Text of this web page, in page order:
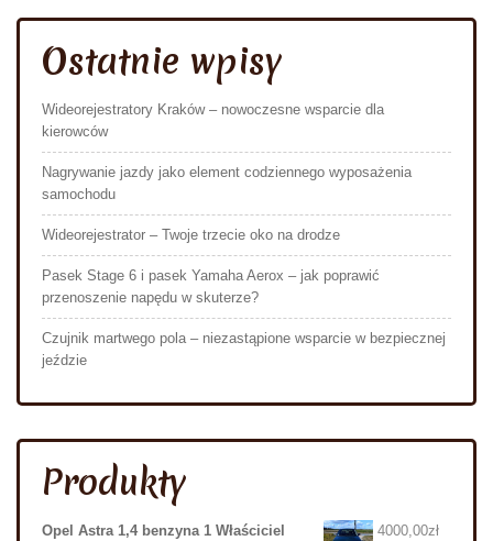
Ostatnie wpisy
Wideorejestratory Kraków – nowoczesne wsparcie dla
kierowców
Nagrywanie jazdy jako element codziennego wyposażenia
samochodu
Wideorejestrator – Twoje trzecie oko na drodze
Pasek Stage 6 i pasek Yamaha Aerox – jak poprawić
przenoszenie napędu w skuterze?
Czujnik martwego pola – niezastąpione wsparcie w bezpiecznej
jeździe
Produkty
Opel Astra 1,4 benzyna 1 Właściciel 4000,00zł